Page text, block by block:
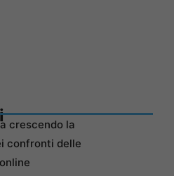
crescendo la
confronti delle